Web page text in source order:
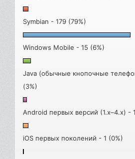
Symbian - 179 (79%)
Windows Mobile - 15 (6%)
Java (обычные кнопочные
(3%)
Android первых версий (1.x–4.x) -
iOS первых поколений - 1 (0%)